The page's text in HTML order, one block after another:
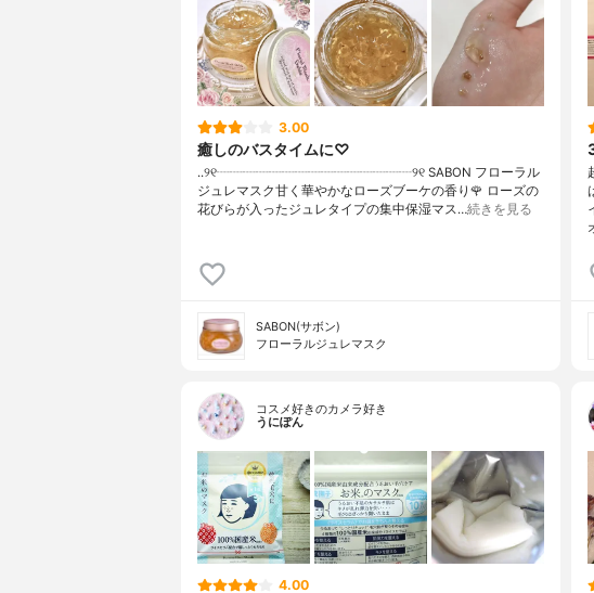
3.00
癒しのバスタイムに♡
..୨୧┈┈┈┈┈┈┈┈┈┈┈┈┈┈┈୨୧ SABON フローラル
ジュレマスク甘く華やかなローズブーケの香り🌹 ローズの
花びらが入ったジュレタイプの集中保湿マス…続きを見る
SABON(サボン)
フローラルジュレマスク
コスメ好きのカメラ好き
うにぽん
4.00